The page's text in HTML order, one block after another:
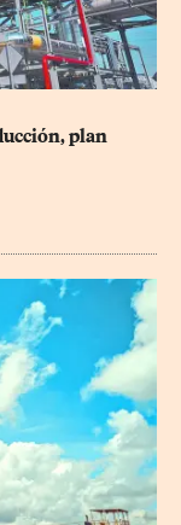
plan